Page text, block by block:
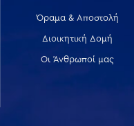
Όραμα & Αποστολή
Διοικητική Δομή
Οι Άνθρωποί μας